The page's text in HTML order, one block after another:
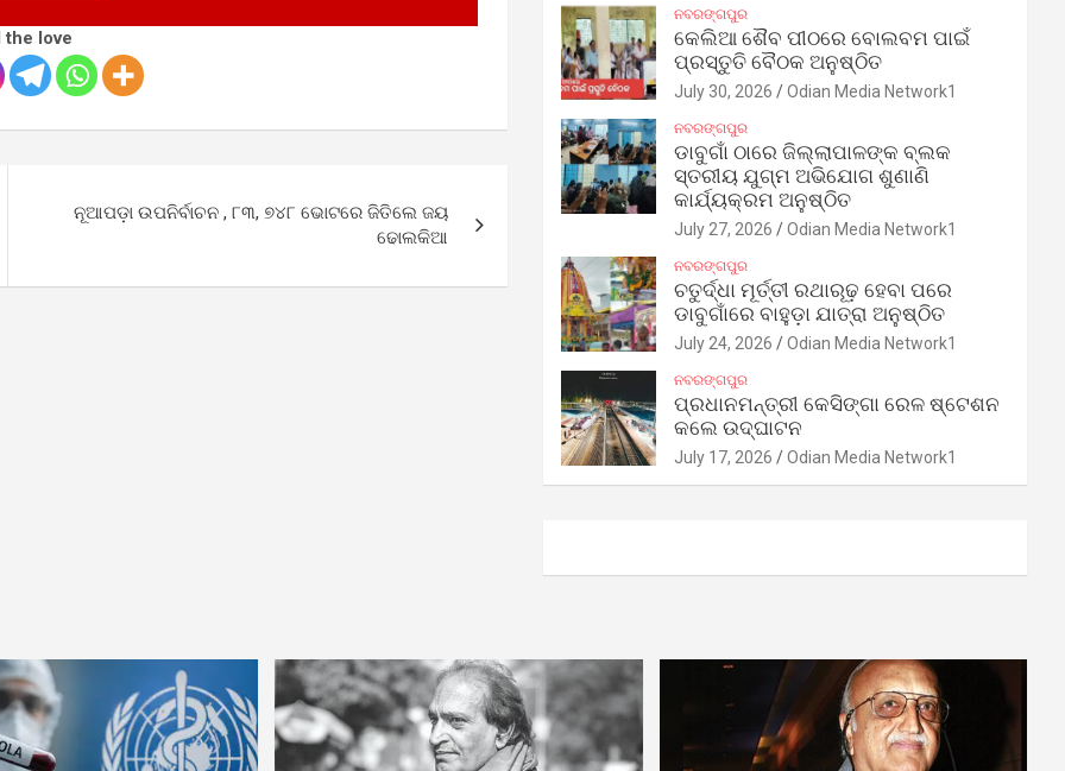
the love
ନୂଆପଡ଼ା ଉପନିର୍ବାଚନ , ୮୩, ୭୪୮ ଭୋଟରେ ଜିତିଲେ ଜୟ
ଢୋଲକିଆ
ନବରଙ୍ଗପୁର
କେଲିଆ ଶୈବ ପୀଠରେ ବୋଲବମ ପାଇଁ
ପ୍ରସ୍ତୁତି ବୈଠକ ଅନୁଷ୍ଠିତ
July 30, 2026 Odian Media Network1
ନବରଙ୍ଗପୁର
ଡାବୁଗାଁ ଠାରେ ଜିଲ୍ଲାପାଳଙ୍କ ବ୍ଲକ
ସ୍ତରୀୟ ଯୁଗ୍ମ ଅଭିଯୋଗ ଶୁଣାଣି
କାର୍ଯ୍ୟକ୍ରମ ଅନୁଷ୍ଠିତ
July 27, 2026 Odian Media Network1
ନବରଙ୍ଗପୁର
ଚତୁର୍ଦ୍ଧା ମୂର୍ତ୍ତୀ ରଥାରୂଢ଼ ହେବା ପରେ
ଡାବୁଗାଁରେ ବାହୁଡ଼ା ଯାତ୍ରା ଅନୁଷ୍ଠିତ
July 24, 2026 Odian Media Network1
ନବରଙ୍ଗପୁର
ପ୍ରଧାନମନ୍ତ୍ରୀ କେସିଙ୍ଗା ରେଳ ଷ୍ଟେଶନ
କଲେ ଉଦ୍‌ଘାଟନ
July 17, 2026 Odian Media Network1